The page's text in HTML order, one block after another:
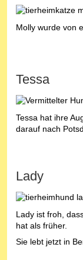
Molly wurde von
Tessa
Tessa hat ihre
darauf nach
Lady
Lady ist froh,
hat als früher.
Sie lebt jetzt in